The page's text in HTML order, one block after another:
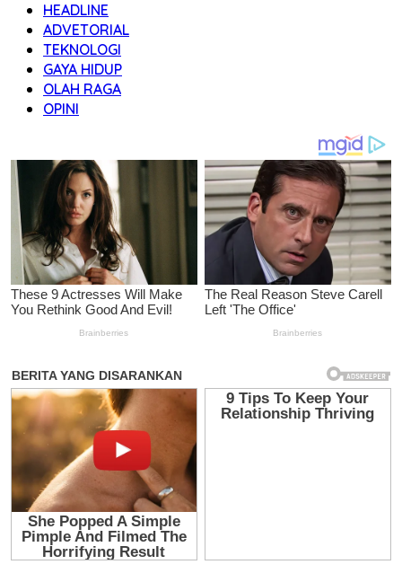
HEADLINE
ADVETORIAL
TEKNOLOGI
GAYA HIDUP
OLAH RAGA
OPINI